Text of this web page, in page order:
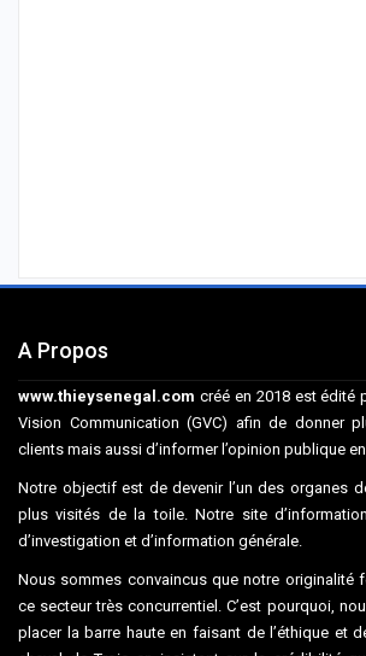
A Propos
www.thieysenegal.com créé en 2018 est édité
Vision Communication (GVC) afin de donner
clients mais aussi d’informer l’opinion publique
Notre objectif est de devenir l’un des organes
plus visités de la toile. Notre site
d’investigation et d’information générale.
Nous sommes convaincus que notre originalité
ce secteur très concurrentiel. C’est pourquoi,
placer la barre haute en faisant de l’éthique et